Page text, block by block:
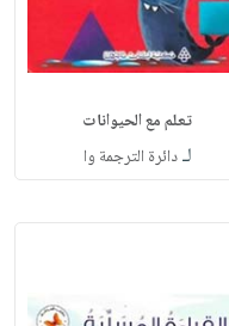
تعلم مع الحيوانات
لـدائرة الترجمة وا